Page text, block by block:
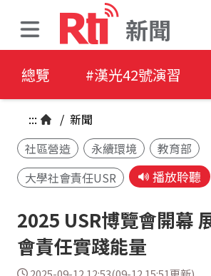
新聞
總覽 #漢光42號演習
::: / 新聞
社區營造
永續環境
教育部
大學社會責任USR
播放聆聽
2025 USR博覽會開幕
會責任實踐能量